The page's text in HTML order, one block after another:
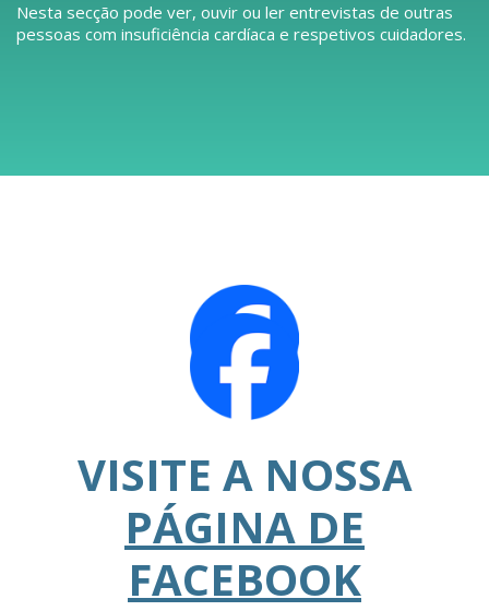
Nesta secção pode ver, ouvir ou ler entrevistas de outras
pessoas com insuficiência cardíaca e respetivos cuidadores.
VISITE A NOSSA
PÁGINA DE
FACEBOOK